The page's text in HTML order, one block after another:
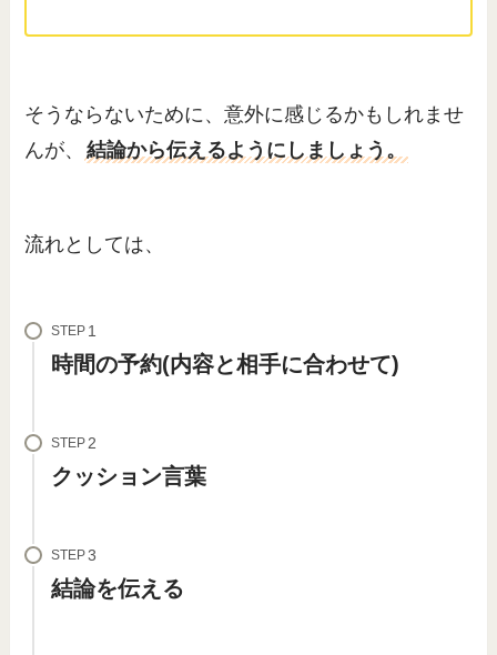
そうならないために、意外に感じるかもしれませ
んが、 結論から伝えるようにしましょう。
流れとしては、
STEP
時間の予約(内容と相手に合わせて)
STEP
クッション言葉
STEP
結論を伝える